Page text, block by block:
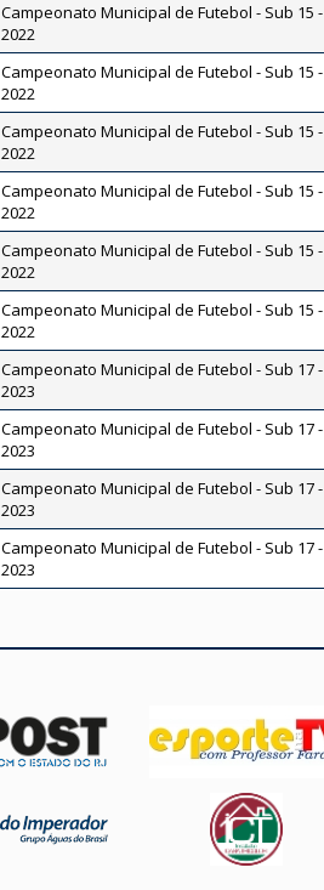
Campeonato Municipal de Futebol - Sub 15 -
2022
Campeonato Municipal de Futebol - Sub 15 -
2022
Campeonato Municipal de Futebol - Sub 15 -
2022
Campeonato Municipal de Futebol - Sub 15 -
2022
Campeonato Municipal de Futebol - Sub 15 -
2022
Campeonato Municipal de Futebol - Sub 15 -
2022
Campeonato Municipal de Futebol - Sub 17 -
2023
Campeonato Municipal de Futebol - Sub 17 -
2023
Campeonato Municipal de Futebol - Sub 17 -
2023
Campeonato Municipal de Futebol - Sub 17 -
2023